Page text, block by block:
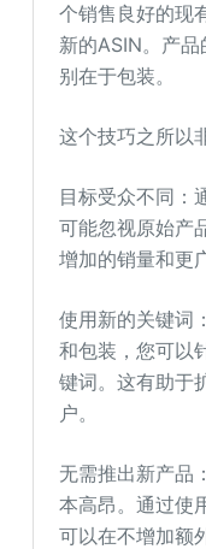
个销售良好的现
新的ASIN。产
别在于包装。
这个技巧之所以
目标受众不同：
可能忽视原始产
增加的销量和更
使用新的关键词
和包装，您可以
键词。这有助于
户。
无需推出新产品
本高昂。通过使
可以在不增加额